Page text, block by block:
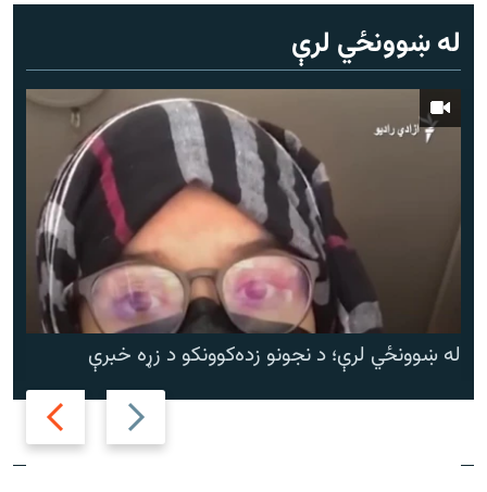
له ښوونځي لرې
Previous
slide
Next
slide
له ښوونځي لرې؛ د نجونو زده‌کوونکو د زړه خبرې